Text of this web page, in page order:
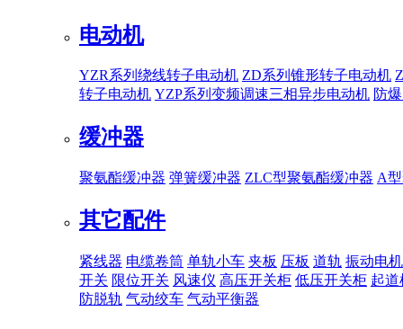
电动机
YZR系列绕线转子电动机 ZD系列锥形转子电动机
转子电动机 YZP系列变频调速三相异步电动机 防
缓冲器
聚氨酯缓冲器 弹簧缓冲器 ZLC型聚氨酯缓冲器 A
其它配件
紧线器 电缆卷筒 单轨小车 夹板 压板 道轨 振动电机
开关 限位开关 风速仪 高压开关柜 低压开关柜 起道
防脱轨 气动绞车 气动平衡器